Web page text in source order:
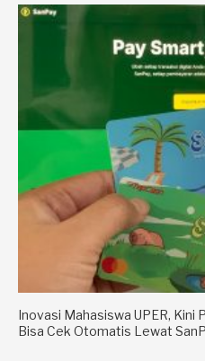
Inovasi Mahasiswa UPER, Kini
Bisa Cek Otomatis Lewat